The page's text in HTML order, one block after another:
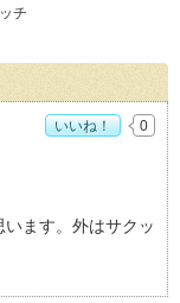
チ
4ます。外はサクッ
いいね！ 0